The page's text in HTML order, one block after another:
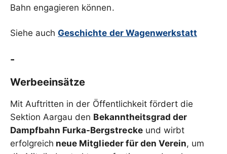
Bahn engagieren können.
Siehe auchGeschichte der Wagenwerkstatt
-
Werbeeinsätze
Mit Auftritten in der Öffentlichkeit fördert die
Sektion Aargau den Bekanntheitsgrad der
Dampfbahn Furka-Bergstreckeund wirbt
erfolgreich neue Mitglieder für den Verein, um